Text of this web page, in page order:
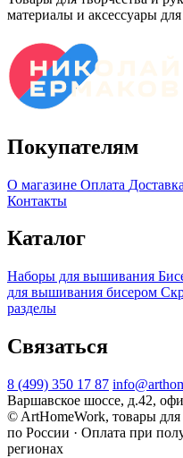
материалы и аксессуары
Покупателям
О магазине Оплата Доставка
Контакты
Каталог
Наборы для вышивания
для вышивания бисером
разделы
Связаться
8 (499) 350 17 87
Варшавское шоссе, д.42,
© ArtHomeWork, товары для
по России · Оплата при
регионах